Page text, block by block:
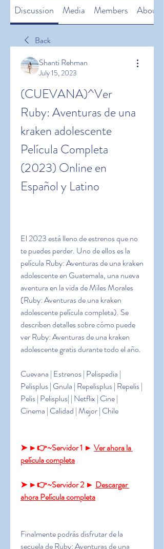
Discussion Media Members About
Back
Shanti Rehman
July 15, 2023
(CUEVANA)^Ver
Ruby: Aventuras de una
kraken adolescente
Película Completa
(2023) Online en
Español y Latino
El 2023 está lleno de estrenos que no
te puedes perder. Uno de ellos es la
película Ruby: Aventuras de una kraken
adolescente en Guatemala, una nueva
aventura en la vida de Miles Morales
(Ruby: Aventuras de una kraken
adolescente película completa). Se
describen detalles sobre cómo puede
ver Ruby: Aventuras de una kraken
adolescente gratis durante todo el año.
Cuevana | Estrenos | Pelispedia |
Pelisplus | Gnula | Repelisplus | Repelis |
Pelis | Pelisplus| | Netflix | Cine |
Cinema | Calidad | Mejor | Chile
➤ ►👉~Servidor 1 ► Ver ahora la
película completa
➤ ►👉~Servidor 2 ► Descargar
ahora Película completa
Finalmente podrás disfrutar de la
secuela de Ruby: Aventuras de una